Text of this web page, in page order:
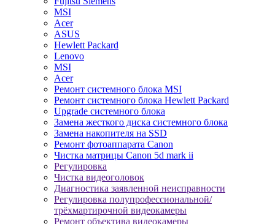
MSI
Acer
ASUS
Hewlett Packard
Lenovo
MSI
Acer
Ремонт системного блока MSI
Ремонт системного блока Hewlett Packard
Upgrade системного блока
Замена жесткого диска системного блока
Замена накопителя на SSD
Ремонт фотоаппарата Canon
Чистка матрицы Canon 5d mark ii
Регулировка
Чистка видеоголовок
Диагностика заявленной неисправности
Регулировка полупрофессиональной/
трёхмартирочной видеокамеры
Ремонт объектива видеокамеры